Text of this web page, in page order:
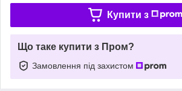
Купити з
Що таке купити з Пром?
Замовлення під захистом